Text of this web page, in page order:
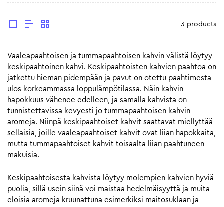
3 products
Vaaleapaahtoisen ja tummapaahtoisen kahvin välistä löytyy
keskipaahtoinen kahvi. Keskipaahtoisten kahvien paahtoa on
jatkettu hieman pidempään ja pavut on otettu paahtimesta
ulos korkeammassa loppulämpötilassa. Näin kahvin
hapokkuus vähenee edelleen, ja samalla kahvista on
tunnistettavissa kevyesti jo tummapaahtoisen kahvin
aromeja. Niinpä keskipaahtoiset kahvit saattavat miellyttää
sellaisia, joille vaaleapaahtoiset kahvit ovat liian hapokkaita,
mutta tummapaahtoiset kahvit toisaalta liian paahtuneen
makuisia.
Keskipaahtoisesta kahvista löytyy molempien kahvien hyviä
puolia, sillä usein siinä voi maistaa hedelmäisyyttä ja muita
eloisia aromeja kruunattuna esimerkiksi maitosuklaan ja